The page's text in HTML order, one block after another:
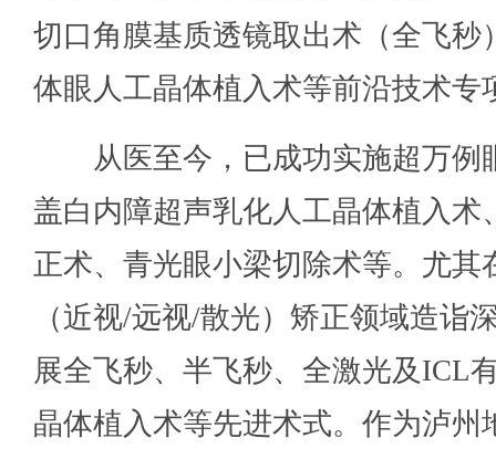
切口角膜基质透镜取出术（全飞秒
体眼人工晶体植入术等前沿技术专
从医至今，已成功实施超万例
盖白内障超声乳化人工晶体植入术
正术、青光眼小梁切除术等。尤其
（近视/远视/散光）矫正领域造诣
展全飞秒、半飞秒、全激光及ICL
晶体植入术等先进术式。作为泸州